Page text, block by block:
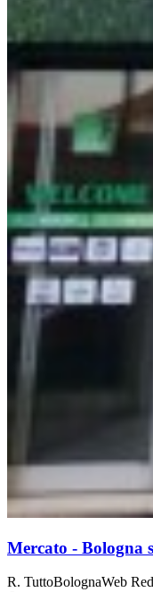
Mercato - Bologna
R. TuttoBolognaWeb